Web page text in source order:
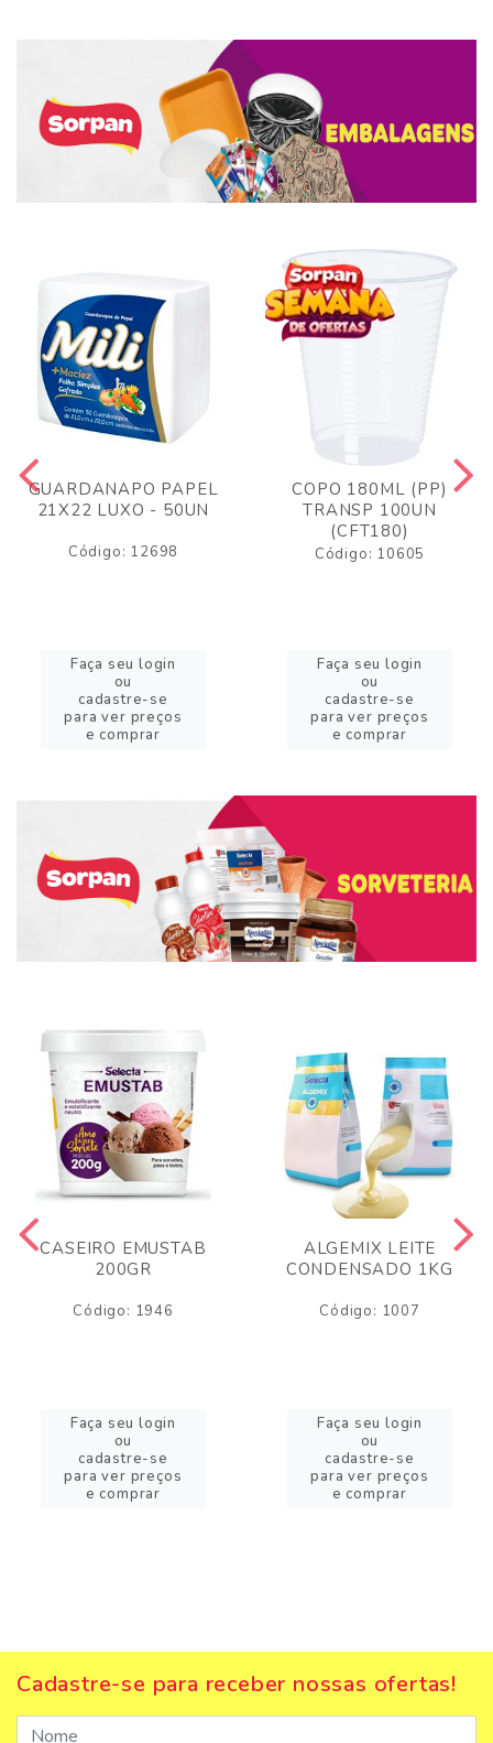
GUARDANAPO PAPEL
21X22 LUXO - 50UN
Código: 12698
Faça seu login
ou
cadastre-se
para ver preços
e comprar
COPO 180ML (PP)
TRANSP 100UN
(CFT180)
Código: 10605
Faça seu login
ou
cadastre-se
para ver preços
e comprar
CASEIRO EMUSTAB
200GR
Código: 1946
Faça seu login
ou
cadastre-se
para ver preços
e comprar
ALGEMIX LEITE
CONDENSADO 1KG
Código: 1007
Faça seu login
ou
cadastre-se
para ver preços
e comprar
Cadastre-se para receber nossas ofertas!